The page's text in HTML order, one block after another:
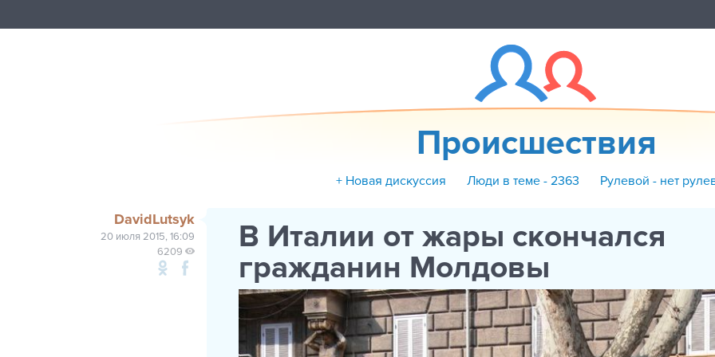
Происшествия
+ Новая дискуссия Люди в теме - 2363 Рулевой - нет
DavidLutsyk
20 июля 2015, 16:09
6209
В Италии от жары скончался
гражданин Молдовы